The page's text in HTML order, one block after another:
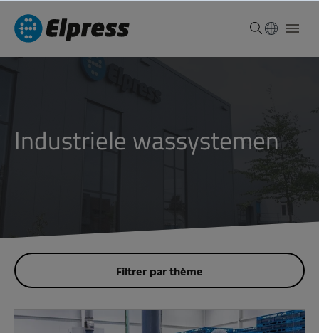
industriele wassystemen
Filtrer par thème